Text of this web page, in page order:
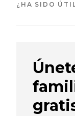
¿HA SIDO